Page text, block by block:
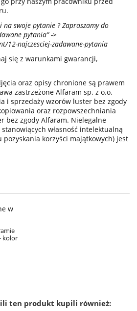
na swoje pytanie ? Zapraszamy do
pytania” ->
12-najczesciej-zadawane-pytania
się z warunkami gwarancji,
oraz opisy chronione są prawem
zastrzeżone Alfaram sp. z o.o.
i sprzedaży wzorów luster bez zgody
oraz rozpowszechniania
bez zgody Alfaram. Nielegalne
własność intelektualną
pozyskania korzyści majątkowych) jest
kolor
ten produkt kupili również: